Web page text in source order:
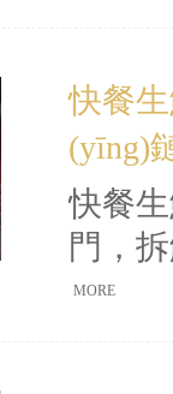
伴
快餐
(yīng)
快餐
門，
輸
MORE